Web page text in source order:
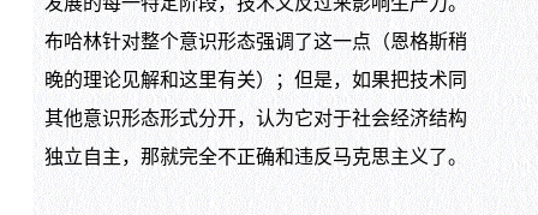
布哈林针对整个意识形态强调了这一点（恩格斯稍
晚的理论见解和这里有关）；但是，如果把技术同
其他意识形态形式分开，认为它对于社会经济结构
独立自主，那就完全不正确和违反马克思主义了。